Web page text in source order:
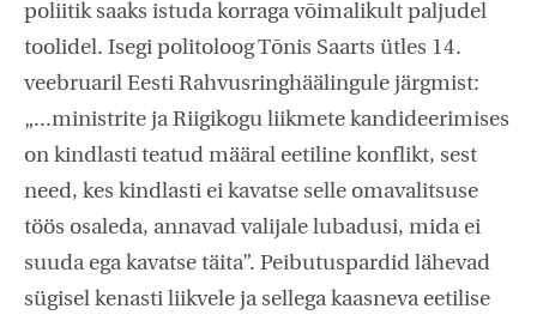
poliitik saaks istuda korraga võimalikult paljudel
toolidel. Isegi politoloog Tõnis Saarts ütles 14.
veebruaril Eesti Rahvusringhäälingule järgmist:
„...ministrite ja Riigikogu liikmete kandideerimises
on kindlasti teatud määral eetiline konflikt, sest
need, kes kindlasti ei kavatse selle omavalitsuse
töös osaleda, annavad valijale lubadusi, mida ei
suuda ega kavatse täita”. Peibutuspardid lähevad
sügisel kenasti liikvele ja sellega kaasneva eetilise